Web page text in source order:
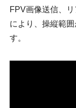
FPV画像送信、
により、操縦範
す。